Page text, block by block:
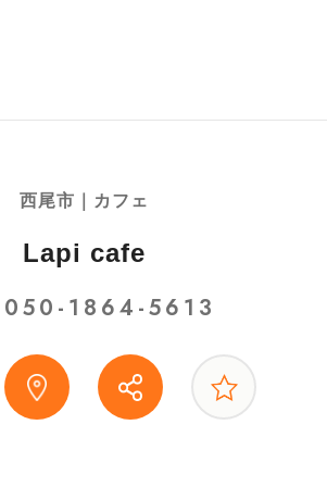
西尾市｜カフェ
Lapi cafe
050-1864-5613